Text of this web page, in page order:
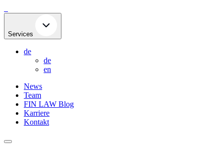
to
Services
de
de
en
News
Team
FIN LAW Blog
Karriere
Kontakt